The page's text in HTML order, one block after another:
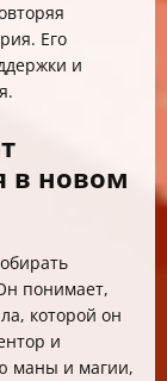
Его
и
в новом
понимает,
которой он
и
маны и магии,